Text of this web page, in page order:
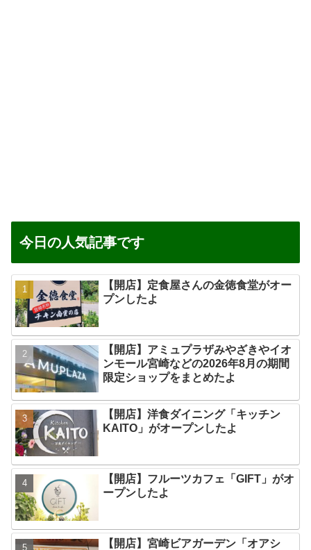
今日の人気記事です
【開店】定食屋さんの金徳食堂がオー
プンしたよ
【開店】アミュプラザみやざきやイオ
ンモール宮崎などの2026年8月の期間
限定ショップをまとめたよ
【開店】洋食ダイニング「キッチン
KAITO」がオープンしたよ
【開店】フルーツカフェ「GIFT」がオ
ープンしたよ
【開店】宮崎ビアガーデン「オアシ